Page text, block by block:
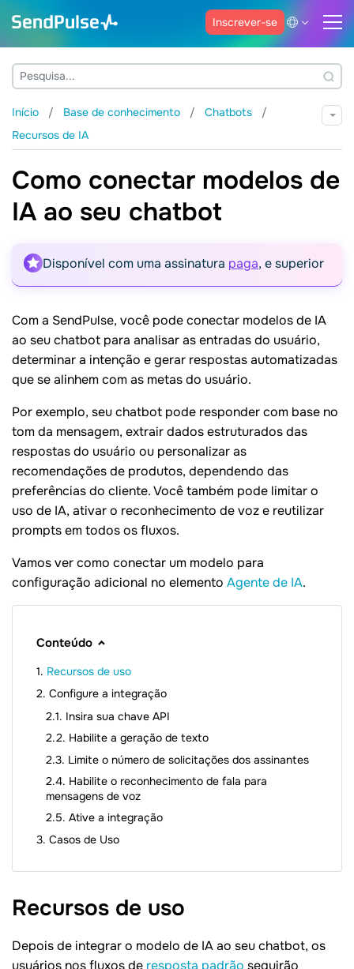
Inscrever-se
Início Base de conhecimento
Chatbots
Recursos de IA
Como conectar modelos de
IA ao seu chatbot
Disponível com uma assinatura paga, e superior
Com a SendPulse, você pode conectar modelos de IA
ao seu chatbot para analisar as entradas do usuário,
determinar a intenção e gerar respostas automatizadas
que se alinhem com as metas do usuário.
Por exemplo, seu chatbot pode responder com base no
tom da mensagem, extrair dados estruturados das
respostas do usuário ou personalizar as
recomendações de produtos, dependendo das
preferências do cliente. Você também pode limitar o
uso de IA, ativar o reconhecimento de voz e reutilizar
prompts em todos os fluxos.
Vamos ver como conectar um modelo para
configuração adicional no elemento Agente de IA.
Conteúdo
Recursos de uso
Configure a integração
Insira sua chave API
Habilite a geração de texto
Limite o número de solicitações dos assinantes
Habilite o reconhecimento de fala para
mensagens de voz
Ative a integração
Casos de Uso
Recursos de uso
Depois de integrar o modelo de IA ao seu chatbot, os
usuários nos fluxos de resposta padrão seguirão